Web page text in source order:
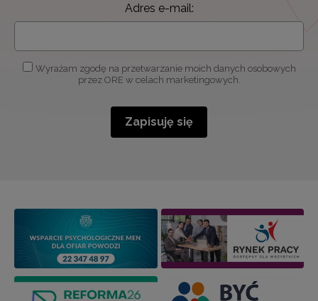
Adres e-mail:
Wyrażam zgodę na przetwarzanie moich danych osobowych
przez ORE w celach marketingowych.
Zapisuję się